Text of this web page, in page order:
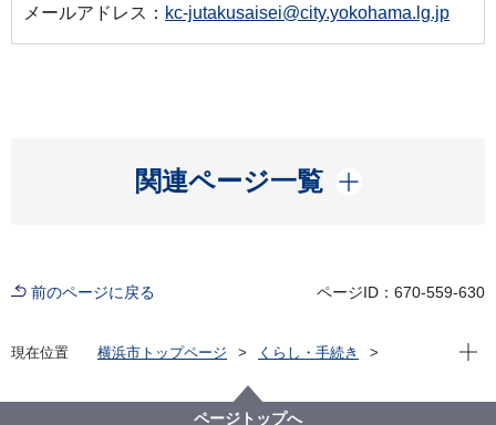
メールアドレス： kc-jutakusaisei@city.yokohama.lg.jp
関連ページ一覧
開く
前のページに戻る ページID：670-559-630
現在位置 横浜市トップページ
くらし・手続き
ヨコハマ分譲マンションポータル
維持・管理をする
管理規約・長期修繕計画
現在
ページトップへ